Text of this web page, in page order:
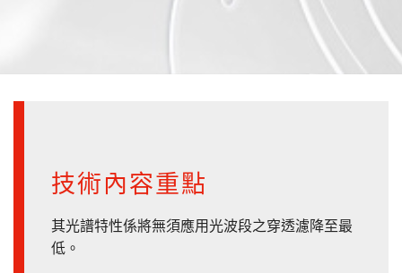
技術內容重點
其光譜特性係將無須應用光波段之穿透濾降至最
低。